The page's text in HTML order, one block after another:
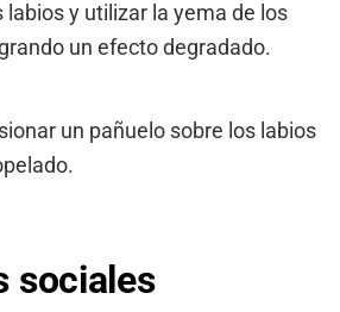
y utilizar la yema de los
un efecto degradado.
un pañuelo sobre los labios
sociales